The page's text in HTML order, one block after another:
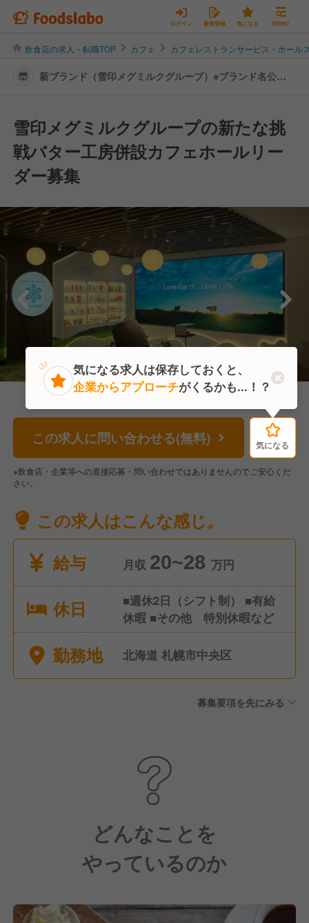
ログイン 新規登録 気になる MENU
飲食店の求人・転職TOP カフェ カフェレストランサービス・ホール
新ブランド（雪印メグミルクグループ）※ブランド名公表
雪印メグミルクグループの新たな挑
戦バター工房併設カフェホールリー
ダー募集
この求人に問い合わせる(無料) 気になる
※飲食店・企業等への直接応募・問い合わせではありませんのでご安心くだ
さい。
この求人はこんな感じ。
給与
月収 20~28 万円
休日
■週休2日（シフト制） ■有給
休暇 ■その他 特別休暇など
勤務地 北海道 札幌市中央区
募集要項を先にみる
どんなことを
やっているのか
気になる
気になる求人は保存しておくと、
企業からアプローチがくるかも...！？